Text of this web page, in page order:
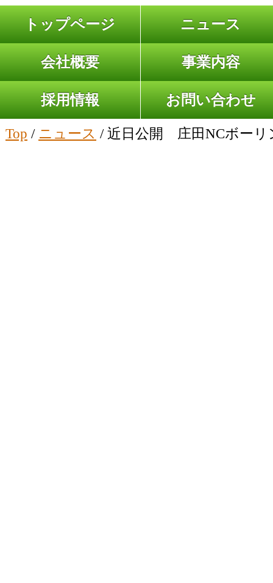
トップページ ニュース
会社概要 事業内容
採用情報 お問い合わせ
Top / ニュース / 近日公開 庄田NCボー